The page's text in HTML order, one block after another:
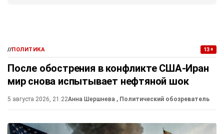
//ПОЛИТИКА 13+
После обострения в конфликте США-Иран
мир снова испытывает нефтяной шок
5 августа 2026, 21:22Анна Шершнева , Политический обозреватель